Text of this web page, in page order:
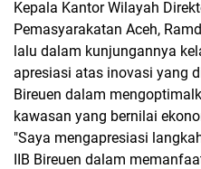
Kepala Kantor Wilayah
Pemasyarakatan Aceh,
lalu dalam kunjungannya
apresiasi atas inovasi yang
Bireuen dalam
kawasan yang bernilai
"Saya mengapresiasi
IIB Bireuen dalam